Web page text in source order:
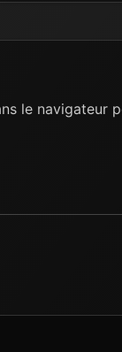
le navigateur